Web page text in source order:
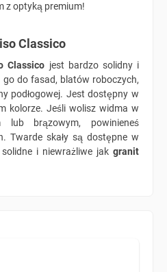
z optyką premium!
Classico
Classico jest bardzo solidny i
do fasad, blatów roboczych,
podłogowej. Jest dostępny w
kolorze. Jeśli wolisz widma w
lub brązowym, powinieneś
Twarde skały są dostępne w
i niewrażliwe jak granit